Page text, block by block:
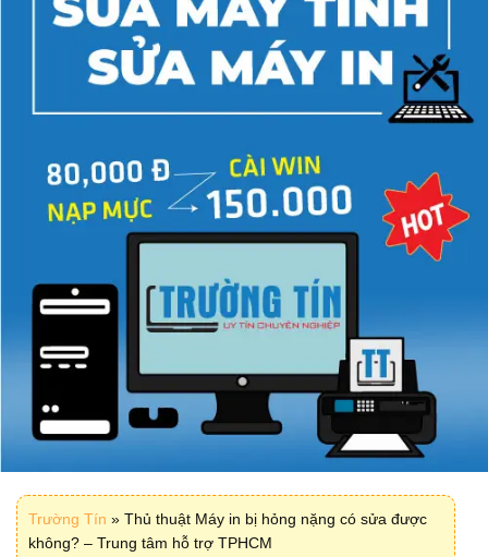
Trường Tín » Thủ thuật Máy in bị hỏng nặng có sửa được
không? – Trung tâm hỗ trợ TPHCM